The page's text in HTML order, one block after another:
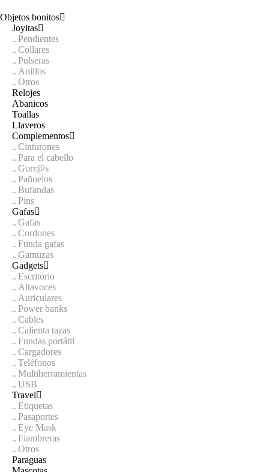
Objetos bonitos
Joyitas
Pendientes
Collares
Pulseras
Anillos
Otros
Relojes
Abanicos
Toallas
Llaveros
Complementos
Cinturones
Para el cabello
Gorr@s
Pañuelos
Bufandas
Pins
Gafas
Gafas
Cordones
Funda gafas
Gamuzas
Gadgets
Escritorio
Altavoces
Auriculares
Power banks
Cables
Calienta tazas
Fundas portátil
Cargadores
Teléfonos
Multiherramientas
USB
Travel
Etiquetas
Pasaportes
Eye Mask
Fiambreras
Otros
Paraguas